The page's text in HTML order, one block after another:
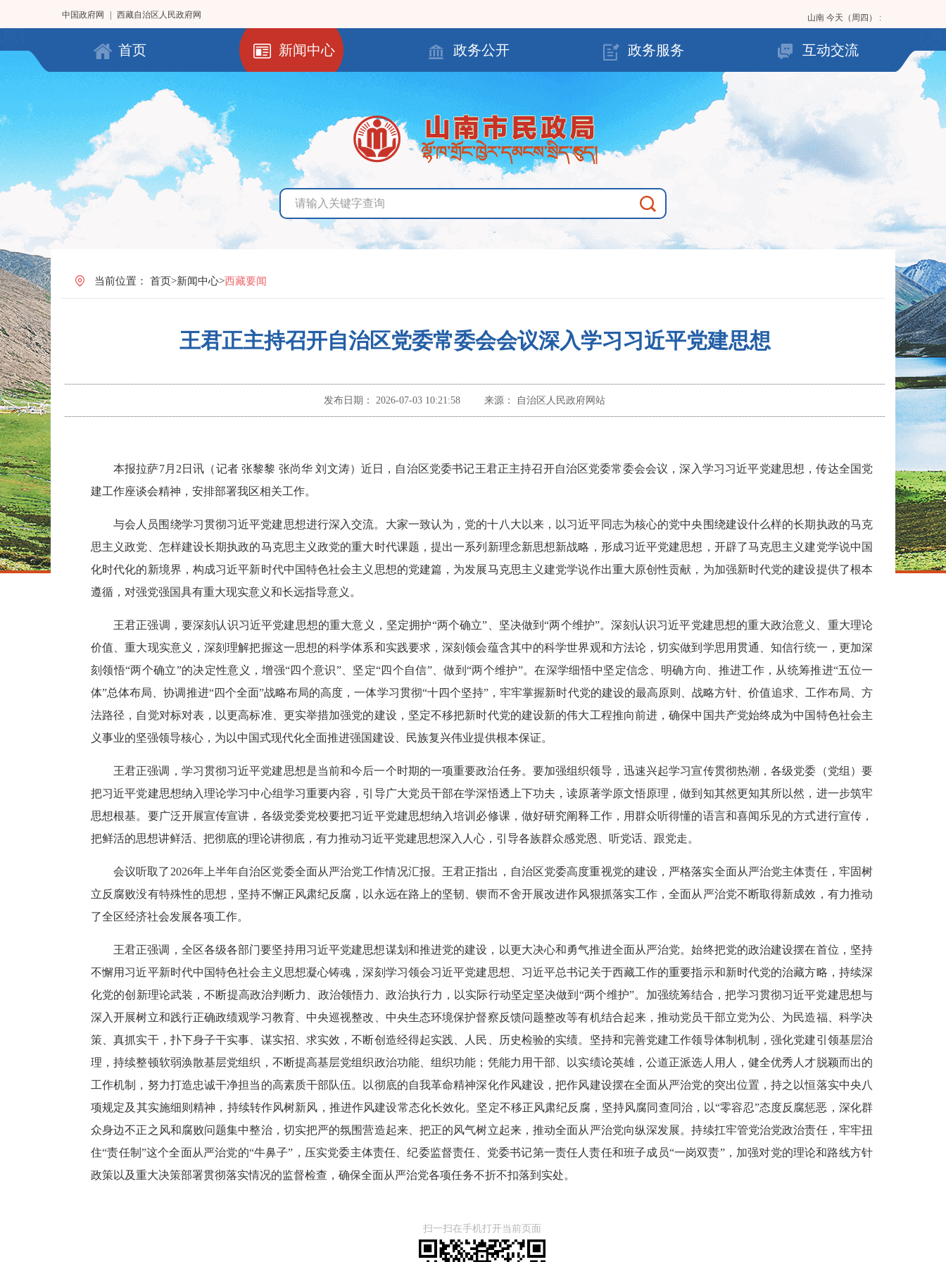
中国政府网 西藏自治区人民政府网 山南 今天（周四） :
首页 新闻中心 政务公开 政务服务 互动交流
当前位置： 首页>新闻中心>西藏要闻
王君正主持召开自治区党委常委会会议深入学习习近平党建思想
发布日期： 2026-07-03 10:21:58 来源： 自治区人民政府网站
本报拉萨7月2日讯（记者 张黎黎 张尚华 刘文涛）近日，自治区党委书记王君正主持召开自治区党委常委会会议，深入学习习近平党建思想，传达全国党
建工作座谈会精神，安排部署我区相关工作。
与会人员围绕学习贯彻习近平党建思想进行深入交流。大家一致认为，党的十八大以来，以习近平同志为核心的党中央围绕建设什么样的长期执政的马克
思主义政党、怎样建设长期执政的马克思主义政党的重大时代课题，提出一系列新理念新思想新战略，形成习近平党建思想，开辟了马克思主义建党学说中国
化时代化的新境界，构成习近平新时代中国特色社会主义思想的党建篇，为发展马克思主义建党学说作出重大原创性贡献，为加强新时代党的建设提供了根本
遵循，对强党强国具有重大现实意义和长远指导意义。
王君正强调，要深刻认识习近平党建思想的重大意义，坚定拥护“两个确立”、坚决做到“两个维护”。深刻认识习近平党建思想的重大政治意义、重大理论
价值、重大现实意义，深刻理解把握这一思想的科学体系和实践要求，深刻领会蕴含其中的科学世界观和方法论，切实做到学思用贯通、知信行统一，更加深
刻领悟“两个确立”的决定性意义，增强“四个意识”、坚定“四个自信”、做到“两个维护”。在深学细悟中坚定信念、明确方向、推进工作，从统筹推进“五位一
体”总体布局、协调推进“四个全面”战略布局的高度，一体学习贯彻“十四个坚持”，牢牢掌握新时代党的建设的最高原则、战略方针、价值追求、工作布局、方
法路径，自觉对标对表，以更高标准、更实举措加强党的建设，坚定不移把新时代党的建设新的伟大工程推向前进，确保中国共产党始终成为中国特色社会主
义事业的坚强领导核心，为以中国式现代化全面推进强国建设、民族复兴伟业提供根本保证。
王君正强调，学习贯彻习近平党建思想是当前和今后一个时期的一项重要政治任务。要加强组织领导，迅速兴起学习宣传贯彻热潮，各级党委（党组）要
把习近平党建思想纳入理论学习中心组学习重要内容，引导广大党员干部在学深悟透上下功夫，读原著学原文悟原理，做到知其然更知其所以然，进一步筑牢
思想根基。要广泛开展宣传宣讲，各级党委党校要把习近平党建思想纳入培训必修课，做好研究阐释工作，用群众听得懂的语言和喜闻乐见的方式进行宣传，
把鲜活的思想讲鲜活、把彻底的理论讲彻底，有力推动习近平党建思想深入人心，引导各族群众感党恩、听党话、跟党走。
会议听取了2026年上半年自治区党委全面从严治党工作情况汇报。王君正指出，自治区党委高度重视党的建设，严格落实全面从严治党主体责任，牢固树
立反腐败没有特殊性的思想，坚持不懈正风肃纪反腐，以永远在路上的坚韧、锲而不舍开展改进作风狠抓落实工作，全面从严治党不断取得新成效，有力推动
了全区经济社会发展各项工作。
王君正强调，全区各级各部门要坚持用习近平党建思想谋划和推进党的建设，以更大决心和勇气推进全面从严治党。始终把党的政治建设摆在首位，坚持
不懈用习近平新时代中国特色社会主义思想凝心铸魂，深刻学习领会习近平党建思想、习近平总书记关于西藏工作的重要指示和新时代党的治藏方略，持续深
化党的创新理论武装，不断提高政治判断力、政治领悟力、政治执行力，以实际行动坚定坚决做到“两个维护”。加强统筹结合，把学习贯彻习近平党建思想与
深入开展树立和践行正确政绩观学习教育、中央巡视整改、中央生态环境保护督察反馈问题整改等有机结合起来，推动党员干部立党为公、为民造福、科学决
策、真抓实干，扑下身子干实事、谋实招、求实效，不断创造经得起实践、人民、历史检验的实绩。 坚持和完善党建工作领导体制机制，强化党建引领基层治
理，持续整顿软弱涣散基层党组织，不断提高基层党组织政治功能、组织功能；凭能力用干部、以实绩论英雄，公道正派选人用人，健全优秀人才脱颖而出的
工作机制，努力打造忠诚干净担当的高素质干部队伍。以彻底的自我革命精神深化作风建设，把作风建设摆在全面从严治党的突出位置，持之以恒落实中央八
项规定及其实施细则精神，持续转作风树新风，推进作风建设常态化长效化。坚定不移正风肃纪反腐，坚持风腐同查同治，以“零容忍”态度反腐惩恶，深化群
众身边不正之风和腐败问题集中整治，切实把严的氛围营造起来、把正的风气树立起来，推动全面从严治党向纵深发展。持续扛牢管党治党政治责任，牢牢扭
住“责任制”这个全面从严治党的“牛鼻子”，压实党委主体责任、纪委监督责任、党委书记第一责任人责任和班子成员“一岗双责”，加强对党的理论和路线方针
政策以及重大决策部署贯彻落实情况的监督检查，确保全面从严治党各项任务不折不扣落到实处。
扫一扫在手机打开当前页面